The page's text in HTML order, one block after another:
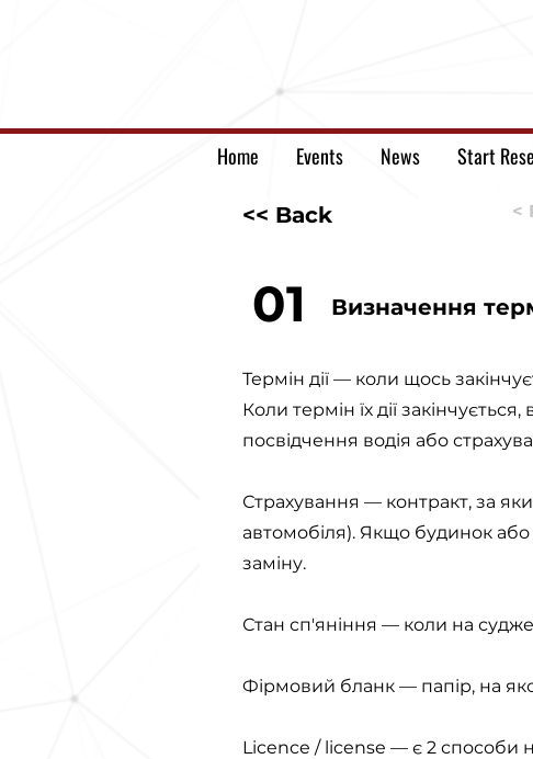
Home Events News Start
<< Back <
01 Визначення
Термін дії — коли щось
Коли термін їх дії
посвідчення водія або
Страхування — контракт, за
автомобіля). Якщо будинок
заміну.
Стан сп'яніння — коли на
Фірмовий бланк — папір, на
Licence / license — є 2 способи